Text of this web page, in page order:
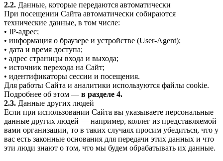
2.2. Данные, которые передаются автоматически
При посещении Сайта автоматически собираются
технические данные, в том числе:
• IP-адрес;
• информация о браузере и устройстве (User-Agent);
• дата и время доступа;
• адрес страницы входа и выхода;
• источник перехода на Сайт;
• идентификаторы сессии и посещения.
Для работы Сайта и аналитики используются файлы cookie.
Подробнее об этом — в разделе 4.
2.3. Данные других людей
Если при использовании Сайта вы указываете персональные
данные других людей — например, коллег из представляемой
вами организации, то в таких случаях просим убедиться, что у
вас есть законные основания для передачи этих данных и что
эти люди знают о том, что мы будем обрабатывать их данные.